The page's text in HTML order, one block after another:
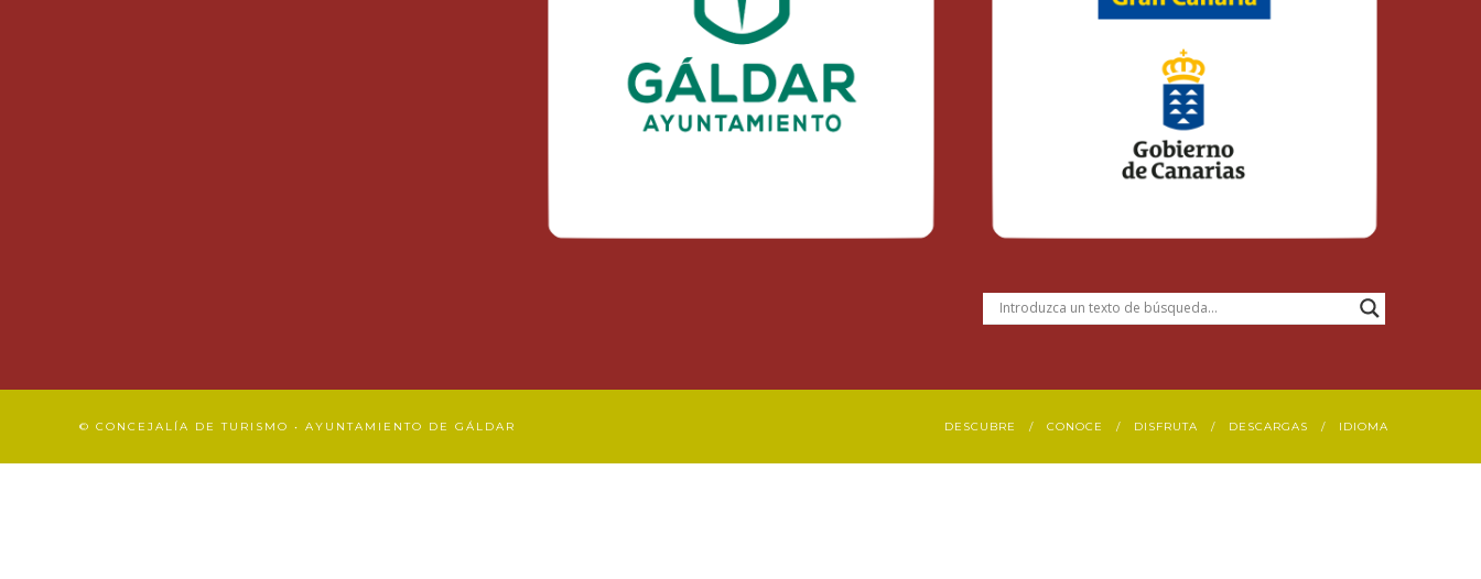
© CONCEJALÍA DE TURISMO • AYUNTAMIENTO DE GÁLDAR DESCUBRE CONOCE DISFRUTA DESCARGAS IDIOMA